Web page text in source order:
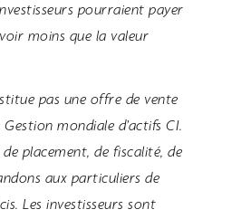
pourraient payer
moins que la valeur
pas une offre de vente
mondiale d’actifs CI.
placement, de fiscalité, de
aux particuliers de
Les investisseurs sont